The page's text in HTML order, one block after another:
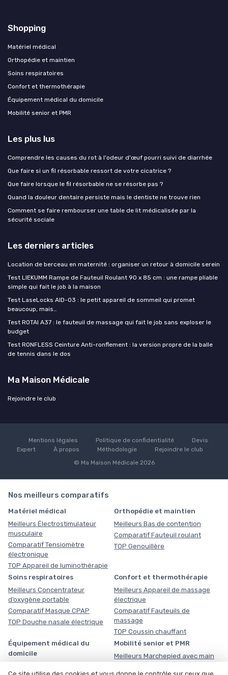
Shopping
Matériel médical
Orthopédie et maintien
Soins respiratoires
Confort et thermothérapie
Équipement médical du domicile
Mobilité senior et PMR
Les plus lus
Comprendre les causes du rot à l'odeur d'œuf pourri suivi de diarrhée
Que faire si un fil résorbable ressort de votre cicatrice ?
Que faire lorsque le fil résorbable ne se résorbe pas ?
Quand la douleur dentaire persiste mais le dentiste ne trouve rien
Comment se faire rembourser une table de lit médicalisée par la
sécurité sociale
Les derniers articles
Location de berceau en maternité : organiser un retour à domicile serein
Test LIEKUMM Rampe de Fauteuil Roulant 90 x 85 cm : une rampe pliable
simple qui fait le job à la maison
Test LaseLocks AID-03 : le petit appareil de sommeil qui promet
beaucoup, mais…
Test ROTAI A37 : le fauteuil de massage qui fait le job sans exploser le
budget
Test RONFLESS Ceinture Anti-ronflement : la version propre de la balle
de tennis dans le dos
Ma Maison Médicale
Rejoindre le club
Mentions légales Politique de confidentialité
Devis
Expert
À propos Méthodologie
Rejoindre le club
© Ma Maison Médicale 2026
Nos meilleurs comparatifs
Matériel médical
Meilleurs Électrostimulateur
musculaire
Comparatif Tensiomètre
électronique
TOP Appareil de luminothérapie
Orthopédie et maintien
Meilleurs Bas de contention
Comparatif Fauteuil roulant
TOP Genouillère
Soins respiratoires
Meilleurs Concentrateur
d’oxygène portable
Comparatif Masque CPAP
TOP Douche nasale électrique
Confort et thermothérapie
Meilleurs Appareil de massage
électrique
Comparatif Fauteuils de
massage
TOP Coussin chauffant
Équipement médical du
domicile
Mobilité senior et PMR
Meilleurs Marchepied avec main